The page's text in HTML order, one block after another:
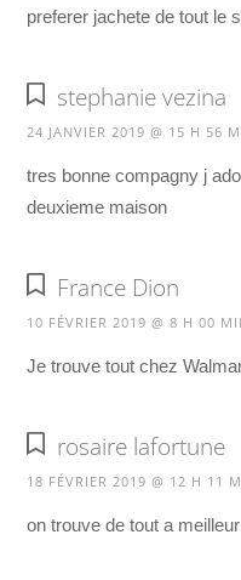
preferer jachete de tout le
stephanie vezina
24 JANVIER 2019 @ 15 H 56
tres bonne compagny j
deuxieme maison
France Dion
10 FÉVRIER 2019 @ 8 H 00
Je trouve tout chez
rosaire lafortune
18 FÉVRIER 2019 @ 12 H 11
on trouve de tout a